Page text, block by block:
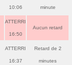
10:06 minute
ATTERRI
16:50
Aucun retard
ATTERRI
16:37
Retard de 2
minutes